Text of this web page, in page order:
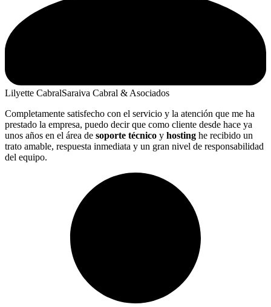
Lilyette CabralSaraiva Cabral & Asociados
Completamente satisfecho con el servicio y la atención que me ha
prestado la empresa, puedo decir que como cliente desde hace ya
unos años en el área de soporte técnico y hosting he recibido un
trato amable, respuesta inmediata y un gran nivel de responsabilidad
del equipo.